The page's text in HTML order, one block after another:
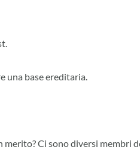
una base ereditaria.
merito? Ci sono diversi membri